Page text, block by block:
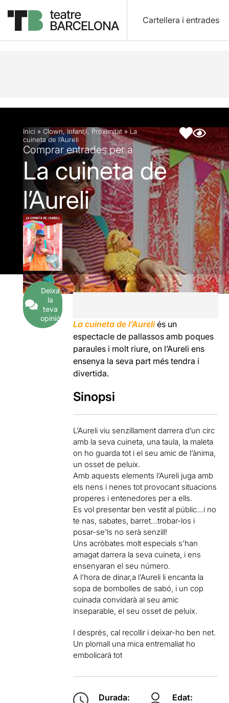
Cartellera i entrades
Descripció Fitxa artística Fotos i vídeos
Inici » Clown,Infantil, Proximitat»La
cuineta de l’Aureli
Comprar entrades per a
La cuineta de
l’Aureli
Deixa
la
teva
opinió
La cuineta de l’Aureliés un
espectacle de pallassos amb poques
paraules i molt riure, on l’Aureli ens
ensenya la seva part més tendra i
divertida.
Sinopsi
L’Aureli viu senzillament darrera d’un circ
amb la seva cuineta, una taula, la maleta
on ho guarda tot i el seu amic de l’ànima,
un osset de peluix.
Amb aquests elements l’Aureli juga amb
els nens i nenes tot provocant situacions
properes i entenedores per a ells.
Es vol presentar ben vestit al públic…i no
te nas, sabates, barret…trobar-los i
posar-se’ls no serà senzill!
Uns acròbates molt especials s’han
amagat darrera la seva cuineta, i ens
ensenyaran el seu número.
A l’hora de dinar,a l’Aureli li encanta la
sopa de bombolles de sabó, i un cop
cuinada convidarà al seu amic
inseparable, el seu osset de peluix.
I després, cal recollir i deixar-ho ben net.
Un plomall una mica entremaliat ho
embolicarà tot
Durada: Edat: